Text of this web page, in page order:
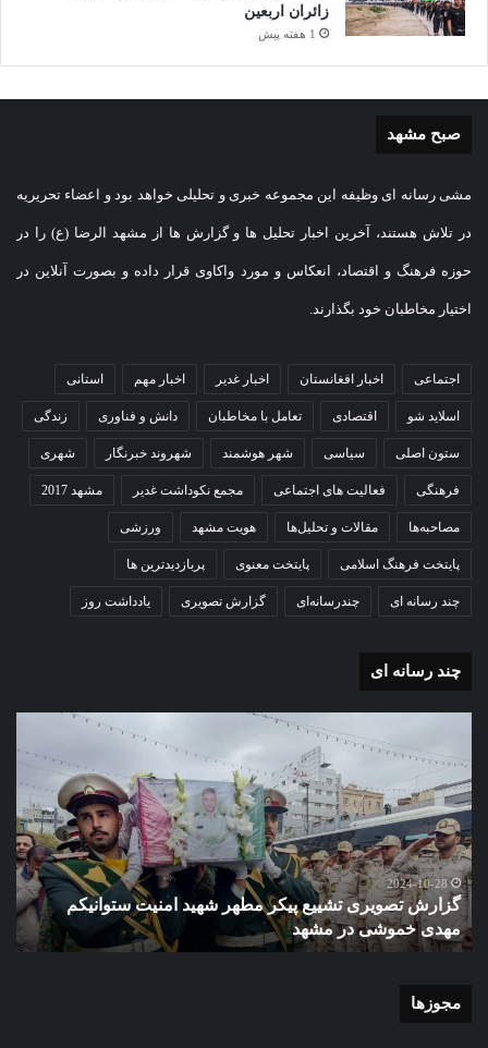
زائران اربعین
1 هفته پیش
صبح مشهد
مشی رسانه ای وظیفه این مجموعه خبری و تحلیلی خواهد بود و اعضاء تحریریه
در تلاش هستند، آخرین اخبار تحلیل ها و گزارش ها از مشهد الرضا (ع) را در
حوزه فرهنگ و اقتصاد، انعکاس و مورد واکاوی قرار داده و بصورت آنلاین در
اختیار مخاطبان خود بگذارند.
اجتماعی اخبار افغانستان اخبار غدیر اخبار مهم استانی
اسلاید شو اقتصادی تعامل با مخاطبان دانش و فناوری زندگی
ستون اصلی سیاسی شهر هوشمند شهروند خبرنگار شهری
فرهنگی فعالیت های اجتماعی مجمع نکوداشت غدیر مشهد 2017
مصاحبه‌ها مقالات و تحلیل‌ها هویت مشهد ورزشی
پایتخت فرهنگ اسلامی پایتخت معنوی پربازدیدترین ها
چند رسانه ای چندرسانه‌ای گزارش تصویری یادداشت روز
چند رسانه ای
تشییع
پیکر
مطهر
شهید
امنیت
ستوانیکم
مهدی
خموشی
در
2024-10-28
گزارش تصویری تشییع پیکر مطهر شهید امنیت ستوانیکم
مهدی خموشی در مشهد
با
مجوزها